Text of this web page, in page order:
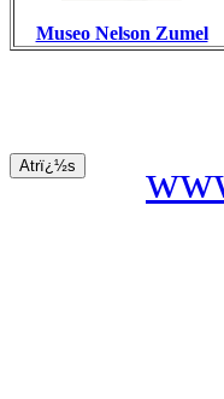
Museo Nelson Zumel